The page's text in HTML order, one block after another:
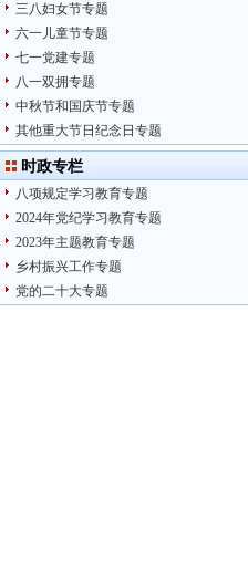
三八妇女节专题
六一儿童节专题
七一党建专题
八一双拥专题
中秋节和国庆节专题
其他重大节日纪念日专题
时政专栏
八项规定学习教育专题
2024年党纪学习教育专题
2023年主题教育专题
乡村振兴工作专题
党的二十大专题